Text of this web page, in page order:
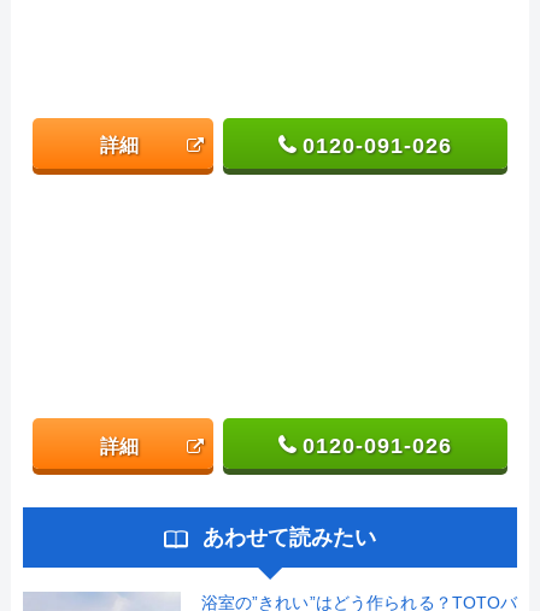
詳細 0120-091-026
詳細 0120-091-026
あわせて読みたい
浴室の”きれい”はどう作られる？TOTOバ